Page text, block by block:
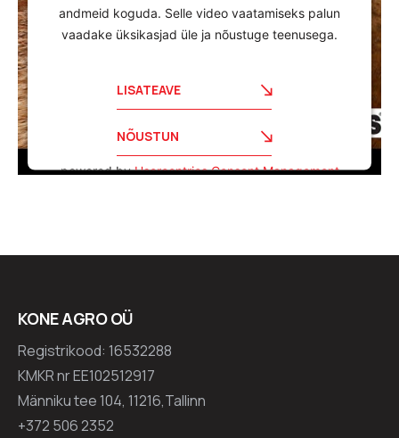
andmeid koguda. Selle video vaatamiseks palun
vaadake üksikasjad üle ja nõustuge teenusega.
LISATEAVE
NÕUSTUN
powered byUsercentrics Consent Management
KONE AGRO OÜ
Registrikood: 16532288
KMKR nr EE102512917
Männiku tee 104, 11216,Tallinn
+372 506 2352